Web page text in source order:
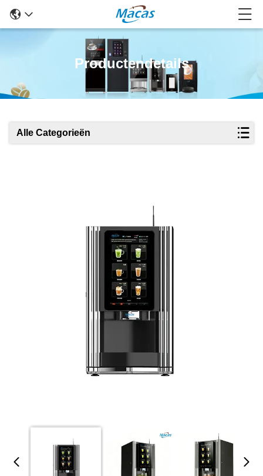
Productendetails
Alle Categorieën